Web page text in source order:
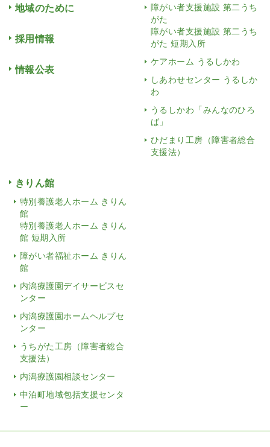
地域のために
採用情報
情報公表
障がい者支援施設 第二うち
がた
障がい者支援施設 第二うち
がた 短期入所
ケアホーム うるしかわ
しあわせセンター うるしか
わ
うるしかわ「みんなのひろ
ば」
ひだまり工房（障害者総合
支援法）
きりん館
特別養護老人ホーム きりん
館
特別養護老人ホーム きりん
館 短期入所
障がい者福祉ホーム きりん
館
内潟療護園デイサービスセ
ンター
内潟療護園ホームヘルプセ
ンター
うちがた工房（障害者総合
支援法）
内潟療護園相談センター
中泊町地域包括支援センタ
ー